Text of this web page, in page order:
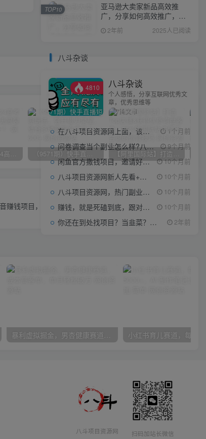
（10150期）2024高考项目野路子玩法，无限裂变，最高一天1W＋！ （9571期）快手直播短剧玩法，强开磁力聚星，结合多种变现方式日入600+ 【阿里国际站】打造Top店铺&获得优质询盘客户，​95%的国际站讲师不会说的运营技巧
下一篇
赚钱项目，零成本零门槛轻松月收入10000+【视频+软件】
暴利虚拟掘金，男杏健康赛道，成本高客单，单月轻松破万
亚马逊大卖家新品高效推
广，分享如何高效推广，打
造百万美金爆款单品
2年前 2025人已阅读
TOP10
八斗杂谈
4810 八斗杂谈
个人感悟，分享互联网优秀文
章，优秀思维等
7篇文章
在八斗项目资源网上面，该看什么类型的赚钱项目 1个月前
问卷调查当个副业怎么样?八斗告诉你 9个月前
闲鱼官方撒钱项目，邀请好友领现金，单价1-8元，0成本可以当个小副业 10个月前
八斗项目资源网新人先看+领取【0撸小项目+互联网工具箱】 10个月前
八斗项目资源网，热门副业项目任你选，每日持续更新 10个月前
赚钱，就是死磕到底，跟对人做对事。 10个月前
你还在到处找项目？当韭菜？我靠项目资源网也能月如过万。 2年前
八斗项目资源网 扫码加站长微信